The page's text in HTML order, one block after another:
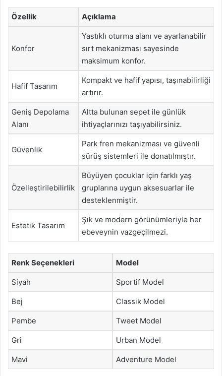
Özellik Açıklama
Konfor
Yastıklı oturma alanı ve ayarlanabilir
sırt mekanizması sayesinde
maksimum konfor.
Hafif Tasarım
Kompakt ve hafif yapısı, taşınabilirliği
artırır.
Geniş Depolama
Alanı
Altta bulunan sepet ile günlük
ihtiyaçlarınızı taşıyabilirsiniz.
Güvenlik
Park fren mekanizması ve güvenli
sürüş sistemleri ile donatılmıştır.
Özelleştirilebilirlik
Büyüyen çocuklar için farklı yaş
gruplarına uygun aksesuarlar ile
desteklenmiştir.
Estetik Tasarım
Şık ve modern görünümleriyle her
ebeveynin vazgeçilmezi.
Renk Seçenekleri Model
Siyah Sportif Model
Bej Classik Model
Pembe Tweet Model
Gri Urban Model
Mavi Adventure Model